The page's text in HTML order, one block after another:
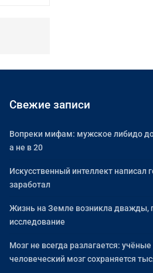
Свежие записи
Вопреки мифам: мужское либидо
а не в 20
Искусственный интеллект написал
заработал
Жизнь на Земле возникла дважды,
исследование
Мозг не всегда разлагается:
человеческий мозг сохраняется